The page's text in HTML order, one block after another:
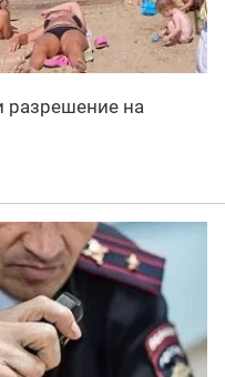
разрешение на